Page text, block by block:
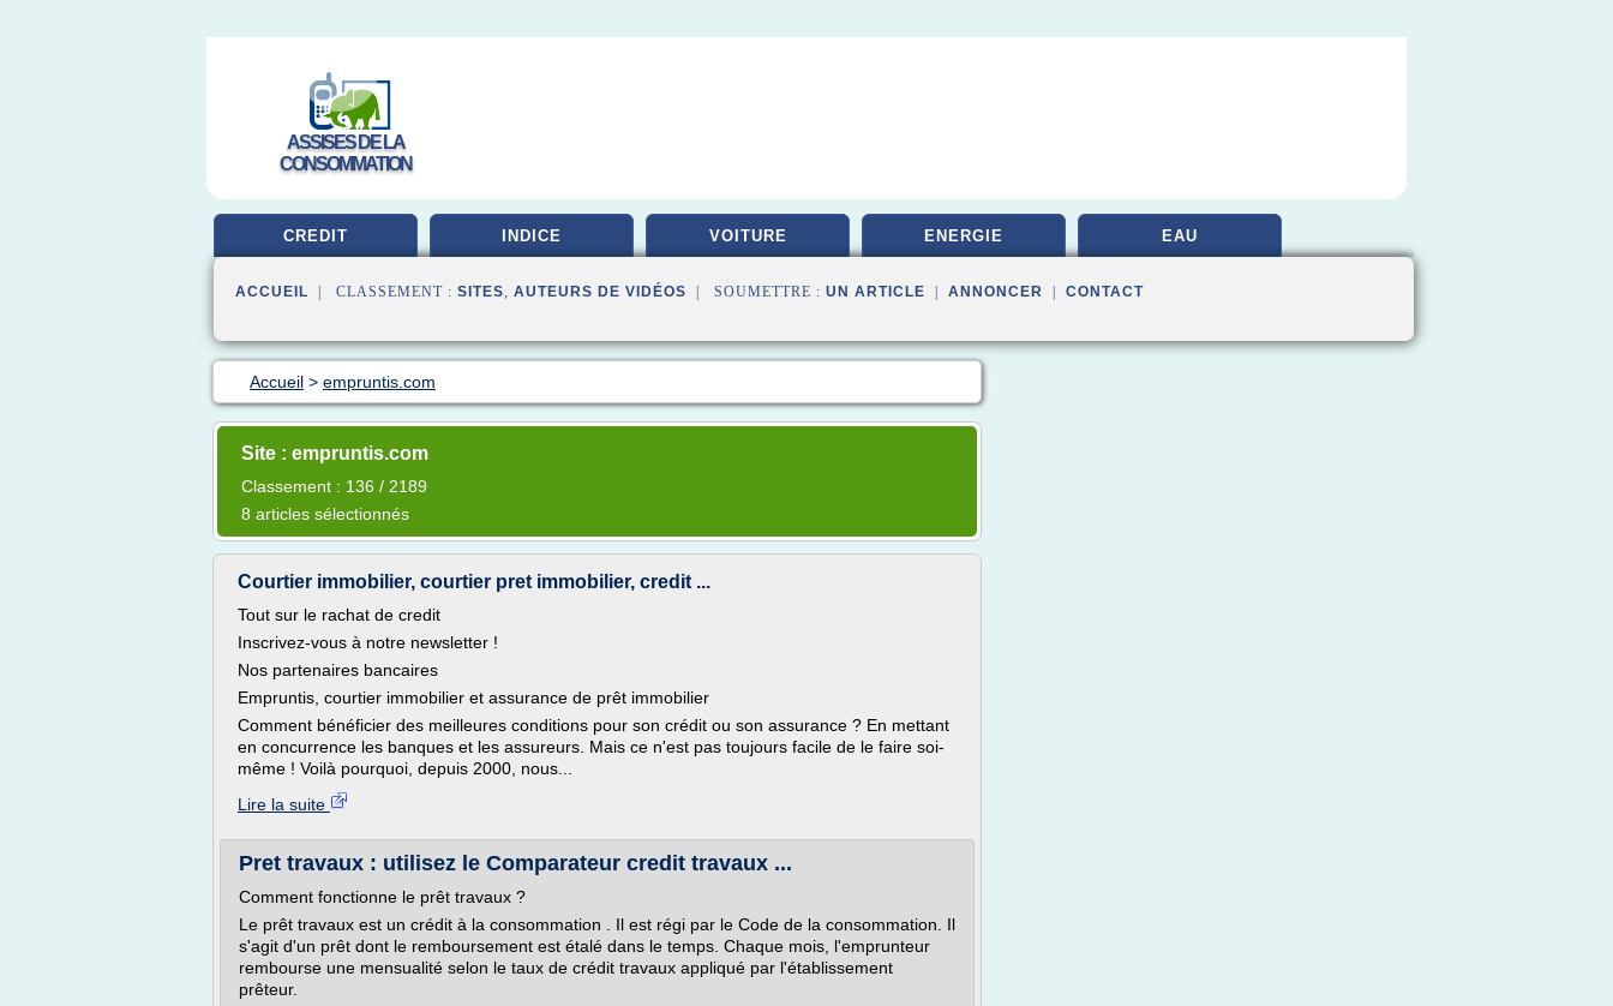
ASSISES DE LA
CONSOMMATION
CREDIT INDICE VOITURE ENERGIE EAU
ACCUEIL | CLASSEMENT : SITES, AUTEURS DE VIDÉOS | SOUMETTRE : UN ARTICLE ANNONCER CONTACT
Accueil > empruntis.com
Site : empruntis.com
Classement : 136 / 2189
8 articles sélectionnés
Courtier immobilier, courtier pret immobilier, credit ...
Tout sur le rachat de credit
Inscrivez-vous à notre newsletter !
Nos partenaires bancaires
Empruntis, courtier immobilier et assurance de prêt immobilier
Comment bénéficier des meilleures conditions pour son crédit ou son assurance ? En mettant
en concurrence les banques et les assureurs. Mais ce n'est pas toujours facile de le faire soi-
même ! Voilà pourquoi, depuis 2000, nous...
Lire la suite
Pret travaux : utilisez le Comparateur credit travaux ...
Comment fonctionne le prêt travaux ?
Le prêt travaux est un crédit à la consommation . Il est régi par le Code de la consommation. Il
s'agit d'un prêt dont le remboursement est étalé dans le temps. Chaque mois, l'emprunteur
rembourse une mensualité selon le taux de crédit travaux appliqué par l'établissement
prêteur.